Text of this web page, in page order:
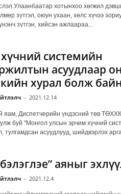
Улаанбаатар хотынхоо хөгжил
зүтгэл, оюун ухаан, хөлс хүчээ
зүтгэн, хийсэн ажлаараа...
системийн
асуудлаар
хурал болж
- 2021.12.14
яам, Диспетчерийн үндэсний төв
буй "Монгол улсын эрчим хүчний
тулгамдсан асуудлууд, шийдвэрлэх
аяныг
- 2021.12.4